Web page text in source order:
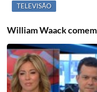
TELEVISÃO
William Waack